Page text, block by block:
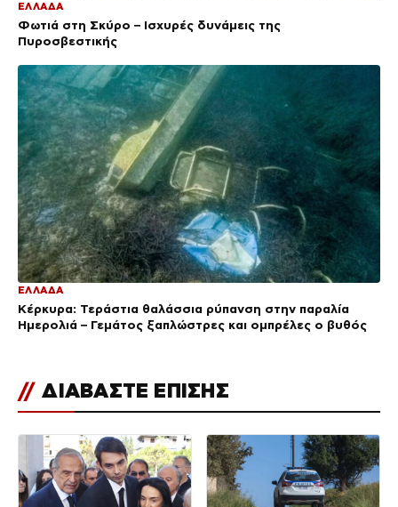
ΕΛΛΑΔΑ
Φωτιά στη Σκύρο – Ισχυρές δυνάμεις της
Πυροσβεστικής
ΕΛΛΑΔΑ
Κέρκυρα: Τεράστια θαλάσσια ρύπανση στην παραλία
Ημερολιά – Γεμάτος ξαπλώστρες και ομπρέλες ο βυθός
// ΔΙΑΒΑΣΤΕ ΕΠΙΣΗΣ